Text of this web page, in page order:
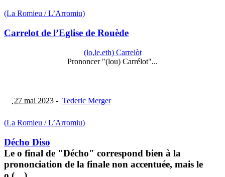
(La Romieu / L’Arromiu)
Carrelot de l’Eglise de Rouède
(lo,le,eth) Carrelòt
Prononcer "(lou) Carrélot"...
27 mai 2023 - Tederic Merger
(La Romieu / L’Arromiu)
Décho Diso
Le o final de "Décho" correspond bien à la
prononciation de la finale non accentuée, mais le